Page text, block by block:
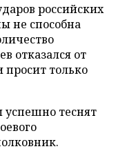
российских
не способна
отказался от
только
успешно теснят